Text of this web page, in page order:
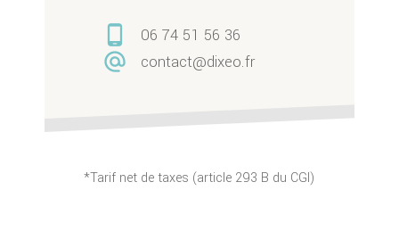
phone_android 06 74 51 56 36
alternate_email contact@dixeo.fr
*Tarif net de taxes (article 293 B du CGI)